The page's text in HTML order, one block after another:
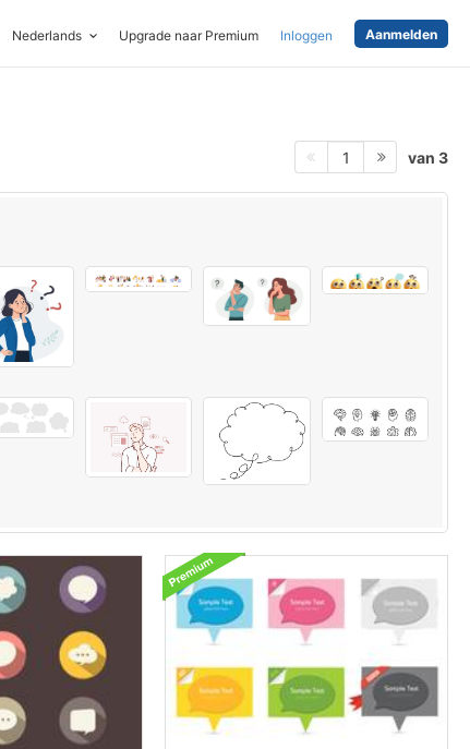
Nederlands Upgrade naar Premium Inloggen Aanmelden
1 van 3